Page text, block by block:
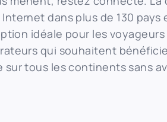
dans plus de 130 pays
idéale pour les voyageurs
qui souhaitent
tous les continents sans